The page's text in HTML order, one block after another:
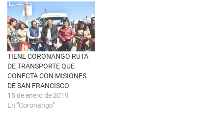
t
n
a
n
u
e
v
a
)
TIENE CORONANGO RUTA
DE TRANSPORTE QUE
CONECTA CON MISIONES
DE SAN FRANCISCO
15 de enero de 2019
En "Coronango"